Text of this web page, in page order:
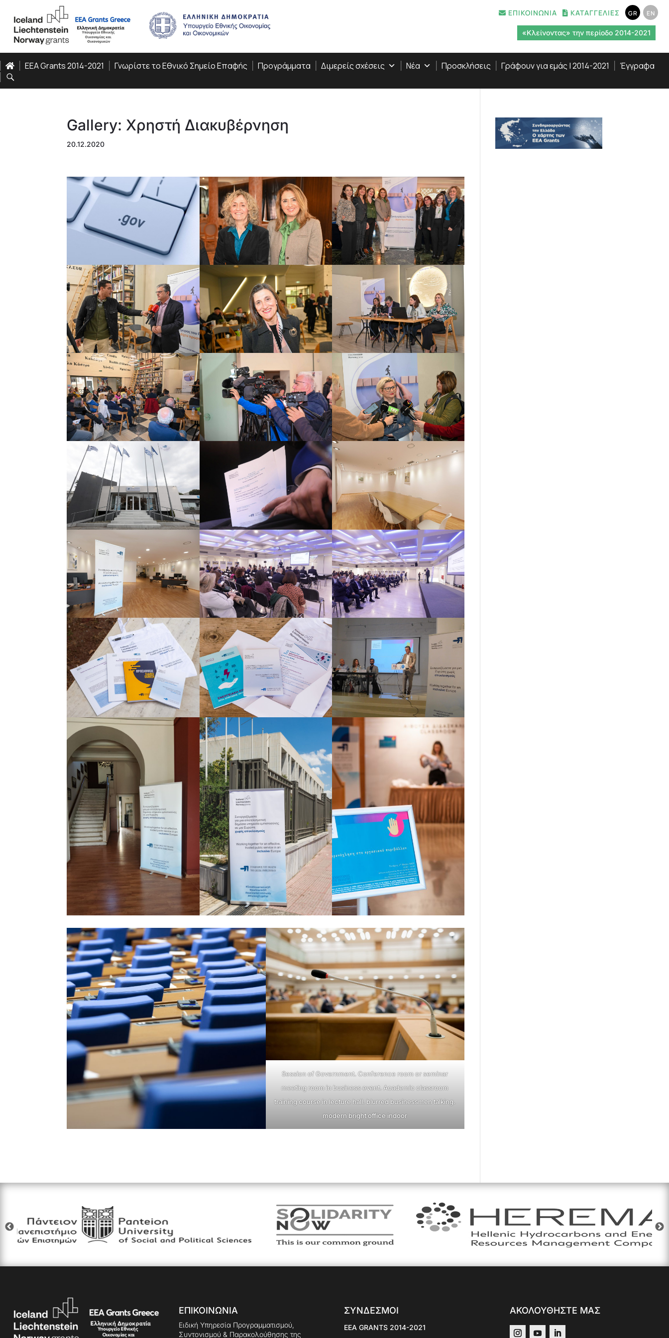
ΕΠΙΚΟΙΝΩΝΙΑ ΚΑΤΑΓΓΕΛΙΕΣ GR EN
«Κλείνοντας» την περίοδο 2014-2021
EEA Grants 2014-2021 Γνωρίστε το Εθνικό Σημείο Επαφής Προγράμματα Διμερείς σχέσεις Νέα Προσκλήσεις Γράφουν για εμάς | 2014-2021 Έγγραφα
Gallery: Χρηστή Διακυβέρνηση
20.12.2020
Session of Government. Conference room or seminar
meeting room in business event. Academic classroom
training course in lecture hall. blurred businessmen talking.
modern bright office indoor
ΕΠΙΚΟΙΝΩΝΙΑ
Ειδική Υπηρεσία Προγραμματισμού,
Συντονισμού & Παρακολούθησης της
ΣΥΝΔΕΣΜΟΙ
EEA GRANTS 2014-2021
ΑΚΟΛΟΥΘΗΣΤΕ ΜΑΣ